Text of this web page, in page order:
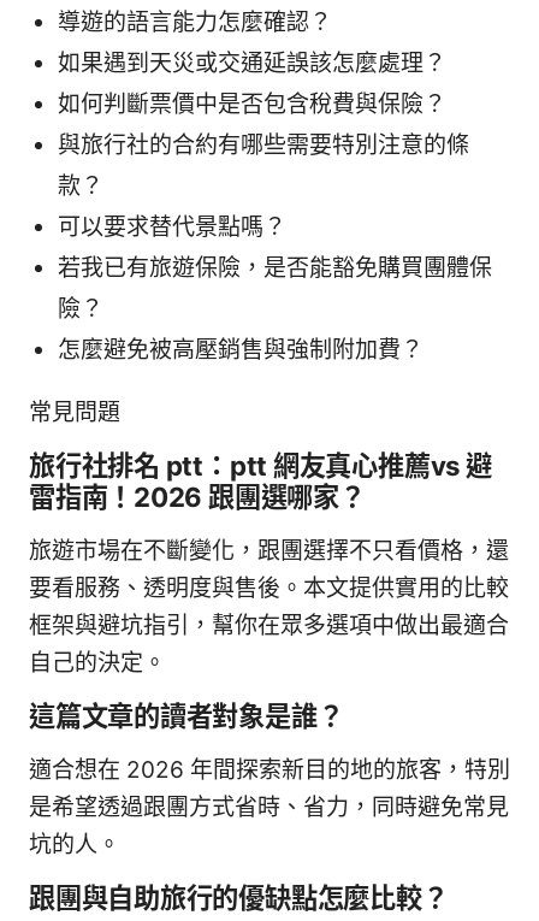
導遊的語言能力怎麼確認？
如果遇到天災或交通延誤該怎麼處理？
如何判斷票價中是否包含稅費與保險？
與旅行社的合約有哪些需要特別注意的條
款？
可以要求替代景點嗎？
若我已有旅遊保險，是否能豁免購買團體保
險？
怎麼避免被高壓銷售與強制附加費？
常見問題
旅行社排名 ptt：ptt 網友真心推薦vs 避
雷指南！2026 跟團選哪家？
旅遊市場在不斷變化，跟團選擇不只看價格，還
要看服務、透明度與售後。本文提供實用的比較
框架與避坑指引，幫你在眾多選項中做出最適合
自己的決定。
這篇文章的讀者對象是誰？
適合想在 2026 年間探索新目的地的旅客，特別
是希望透過跟團方式省時、省力，同時避免常見
坑的人。
跟團與自助旅行的優缺點怎麼比較？